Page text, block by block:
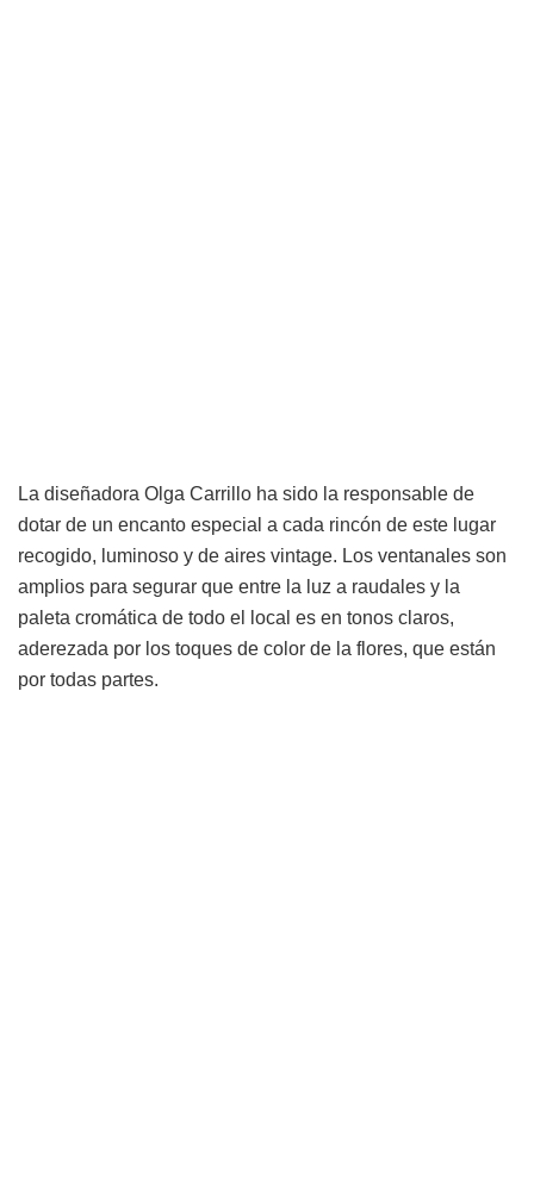
La diseñadora Olga Carrillo ha sido la responsable de
dotar de un encanto especial a cada rincón de este lugar
recogido, luminoso y de aires vintage. Los ventanales son
amplios para segurar que entre la luz a raudales y la
paleta cromática de todo el local es en tonos claros,
aderezada por los toques de color de la flores, que están
por todas partes.